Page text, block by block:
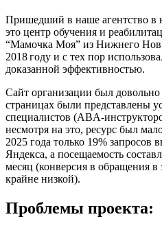
Пришедший в наше агентство в
это центр обучения и
“Мамочка Моя” из Нижнего
2018 году и с тех пор
доказанной эффективностью.
Сайт организации был
страницах были представлены
специалистов
несмотря на это, ресурс был
2025 года только 19%
Яндекса, а посещаемость
месяц (конверсия в обращения в
крайне низкой).
Проблемы проекта: